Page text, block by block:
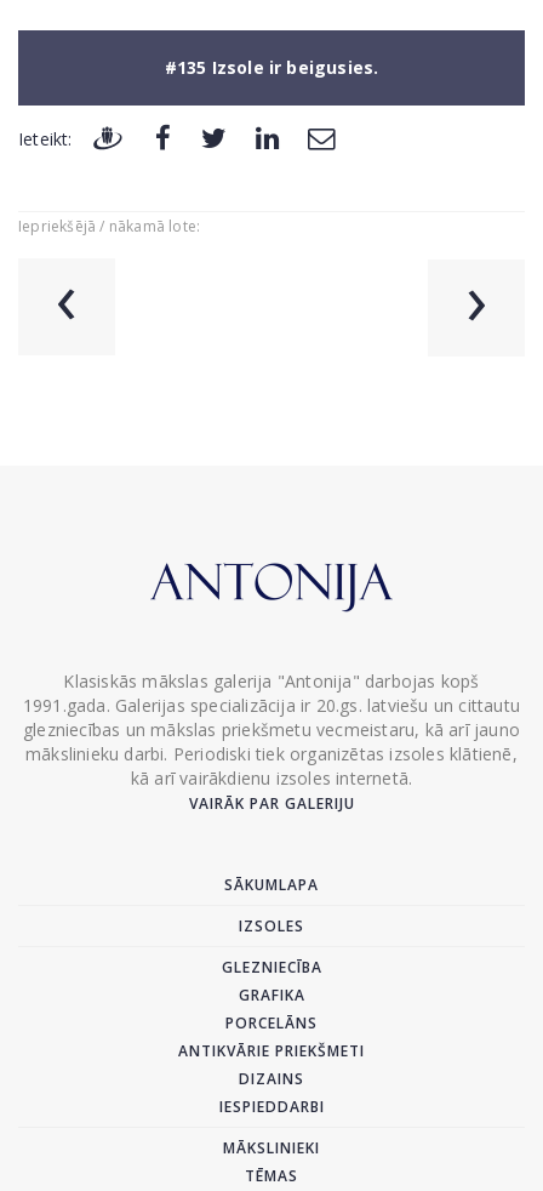
#135 Izsole ir beigusies.
Ieteikt:
Iepriekšējā / nākamā lote:
‹ ›
Klasiskās mākslas galerija "Antonija" darbojas kopš
1991.gada. Galerijas specializācija ir 20.gs. latviešu un cittautu
glezniecības un mākslas priekšmetu vecmeistaru, kā arī jauno
mākslinieku darbi. Periodiski tiek organizētas izsoles klātienē,
kā arī vairākdienu izsoles internetā.
VAIRĀK PAR GALERIJU
SĀKUMLAPA
IZSOLES
GLEZNIECĪBA
GRAFIKA
PORCELĀNS
ANTIKVĀRIE PRIEKŠMETI
DIZAINS
IESPIEDDARBI
MĀKSLINIEKI
TĒMAS